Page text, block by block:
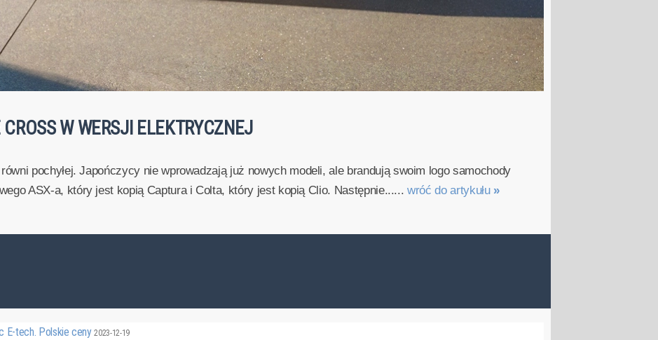
W WERSJI ELEKTRYCZNEJ
pochyłej. Japończycy nie wprowadzają już nowych modeli, ale brandują swoim logo samochody
ASX-a, który jest kopią Captura i Colta, który jest kopią Clio. Następnie......wróć do artykułu »
E-tech. Polskie ceny2023-12-19